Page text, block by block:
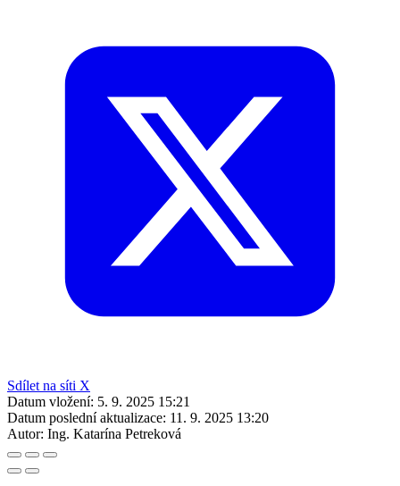
Sdílet na síti X
Datum vložení: 5. 9. 2025 15:21
Datum poslední aktualizace: 11. 9. 2025 13:20
Autor: Ing. Katarína Petreková